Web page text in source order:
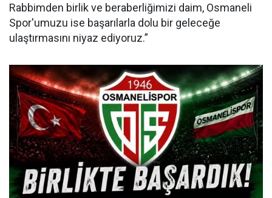
Rabbimden birlik ve beraberliğimizi daim, Osmaneli
Spor'umuzu ise başarılarla dolu bir geleceğe
ulaştırmasını niyaz ediyoruz.”